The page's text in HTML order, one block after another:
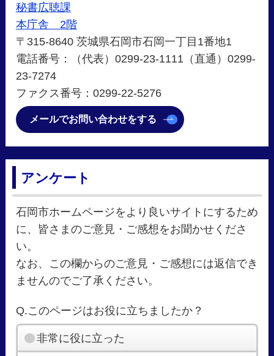
秘書広聴課
本庁舎 2階
〒315-8640 茨城県石岡市石岡一丁目1番地1
電話番号：（代表）0299-23-1111（直通）0299-
23-7274
ファクス番号：0299-22-5276
メールでお問い合わせをする
アンケート
石岡市ホームページをより良いサイトにするため
に、皆さまのご意見・ご感想をお聞かせくださ
い。
なお、この欄からのご意見・ご感想には返信でき
ませんのでご了承ください。
Q.このページはお役に立ちましたか？
非常に役に立った